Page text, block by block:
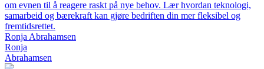
om evnen til å reagere raskt på nye behov. Lær hvordan teknologi,
samarbeid og bærekraft kan gjøre bedriften din mer fleksibel og
fremtidsrettet.
Ronja Abrahamsen
Ronja
Abrahamsen